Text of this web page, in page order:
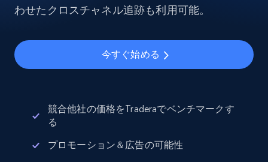
わせたクロスチャネル追跡も利用可能。
今すぐ始める
競合他社の価格をTraderaでベンチマークす
る
プロモーション＆広告の可能性